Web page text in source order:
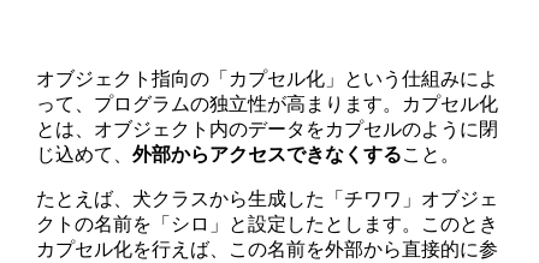
オブジェクト指向の「カプセル化」という仕組みによ
って、プログラムの独立性が高まります。カプセル化
とは、オブジェクト内のデータをカプセルのように閉
じ込めて、外部からアクセスできなくすること。
たとえば、犬クラスから生成した「チワワ」オブジェ
クトの名前を「シロ」と設定したとします。このとき
カプセル化を行えば、この名前を外部から直接的に参